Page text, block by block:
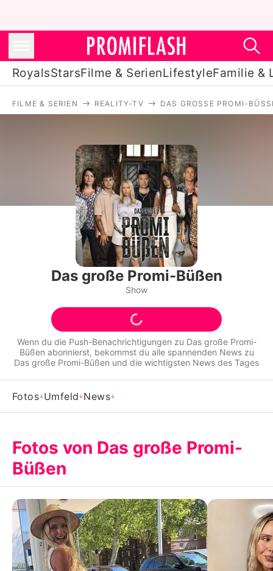
RoyalsStarsFilme & SerienLifestyleFamilie &
Filme & Serien
Lifestyle
Familie & Liebe
Promiflash Exklusiv
Alle Themen auf Promiflash
Jobs
App runterladen
Team
Impressum
Datenschutzerklärung
Utiq verwalten
FILME & SERIEN REALITY-TV DAS GROSSE PROMI-BÜSSEN
Das große Promi-Büßen
Show
Wenn du die Push-Benachrichtigungen zu Das große Promi-
Büßen abonnierst, bekommst du alle spannenden News zu
Das große Promi-Büßen und die wichtigsten News des Tages
Fotos Umfeld News
Fotos von Das große Promi-
Büßen